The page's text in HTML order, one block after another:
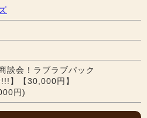
談会！ラブラブパック
】【30,000円】
円)